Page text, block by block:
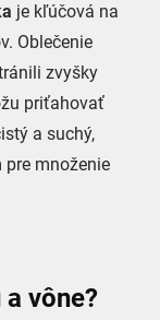
je kľúčová na
Oblečenie
zvyšky
priťahovať
a suchý,
množenie
vône?